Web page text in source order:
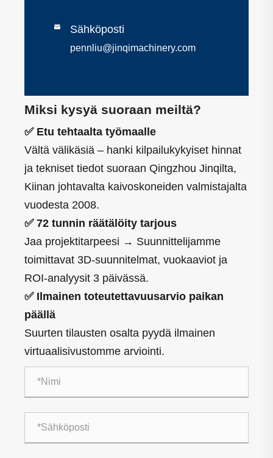
 Sähköposti
pennliu@jinqimachinery.com
Miksi kysyä suoraan meiltä?
✅ Etu tehtaalta työmaalle
Vältä välikäsiä – hanki kilpailukykyiset hinnat
ja tekniset tiedot suoraan Qingzhou Jinqilta,
Kiinan johtavalta kaivoskoneiden valmistajalta
vuodesta 2008.
✅ 72 tunnin räätälöity tarjous
Jaa projektitarpeesi → Suunnittelijamme
toimittavat 3D-suunnitelmat, vuokaaviot ja
ROI-analyysit 3 päivässä.
✅ Ilmainen toteutettavuusarvio paikan
päällä
Suurten tilausten osalta pyydä ilmainen
virtuaalisivustomme arviointi.